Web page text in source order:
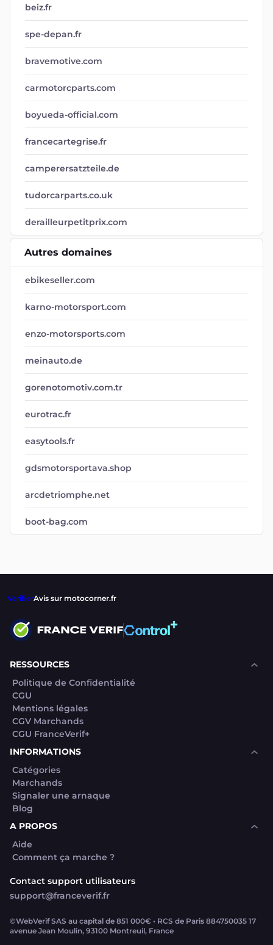
beiz.fr
spe-depan.fr
bravemotive.com
carmotorcparts.com
boyueda-official.com
francecartegrise.fr
camperersatzteile.de
tudorcarparts.co.uk
derailleurpetitprix.com
Autres domaines
ebikeseller.com
karno-motorsport.com
enzo-motorsports.com
meinauto.de
gorenotomotiv.com.tr
eurotrac.fr
easytools.fr
gdsmotorsportava.shop
arcdetriomphe.net
boot-bag.com
VerifierAvis sur motocorner.fr
RESSOURCES
Politique de Confidentialité
CGU
Mentions légales
CGV Marchands
CGU FranceVerif+
INFORMATIONS
Catégories
Marchands
Signaler une arnaque
Blog
A PROPOS
Aide
Comment ça marche ?
Contact support utilisateurs
support@franceverif.fr
©WebVerif SAS au capital de 851 000€ • RCS de Paris 884750035 17
avenue Jean Moulin, 93100 Montreuil, France